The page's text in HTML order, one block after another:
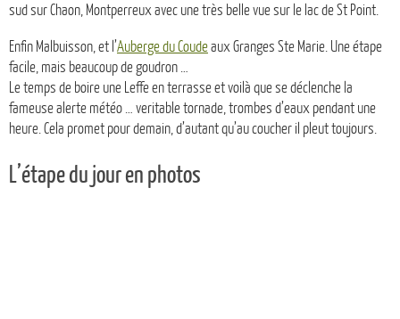
sud sur Chaon, Montperreux avec une très belle vue sur le lac de St Point.
Enfin Malbuisson, et l’Auberge du Coudeaux Granges Ste Marie. Une étape
facile, mais beaucoup de goudron …
Le temps de boire une Leffe en terrasse et voilà que se déclenche la
fameuse alerte météo … veritable tornade, trombes d’eaux pendant une
heure. Cela promet pour demain, d’autant qu’au coucher il pleut toujours.
L’étape du jour en photos